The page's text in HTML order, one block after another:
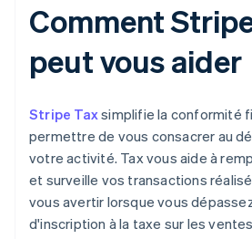
Comment
peut vous aider
Stripe Taxsimplifie la conformité
permettre de vous consacrer au
votre activité. Tax vous aide à
et surveille vos transactions
vous avertir lorsque vous
d'inscription à la taxe sur les